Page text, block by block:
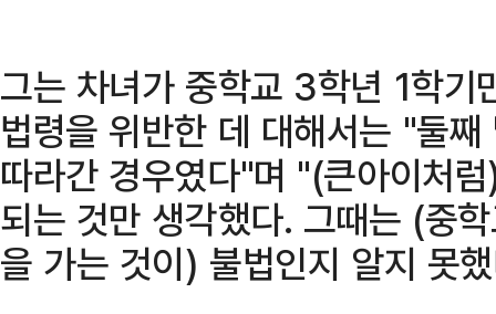
그는 차녀가 중학교 3학년 1학기
법령을 위반한 데 대해서는 "둘
따라간 경우였다"며 "(큰아이처
되는 것만 생각했다. 그때는 (중
을 가는 것이) 불법인지 알지 못